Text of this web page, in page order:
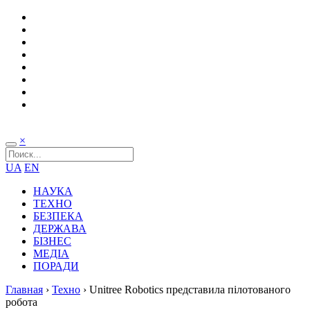
×
UA EN
НАУКА
ТЕХНО
БЕЗПЕКА
ДЕРЖАВА
БІЗНЕС
МЕДІА
ПОРАДИ
Главная › Техно › Unitree Robotics представила пілотованого
робота